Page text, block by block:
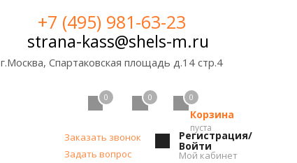
+7 (495) 981-63-23
strana-kass@shels-m.ru
г.Москва, Спартаковская площадь д.14 стр.4
0 0
Корзина
пуста
0
Регистрация/
Войти
Мой кабинет
Заказать звонок
Задать вопрос